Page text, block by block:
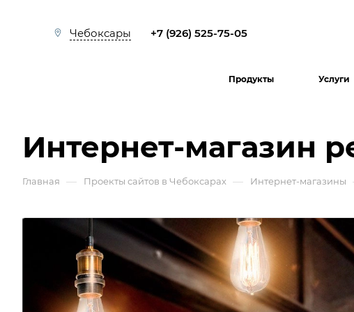
Чебоксары +7 (926) 525-75-05
Продукты Услуги
Интернет-магазин
Главная — Проекты сайтов в Чебоксарах — Интернет-магазины